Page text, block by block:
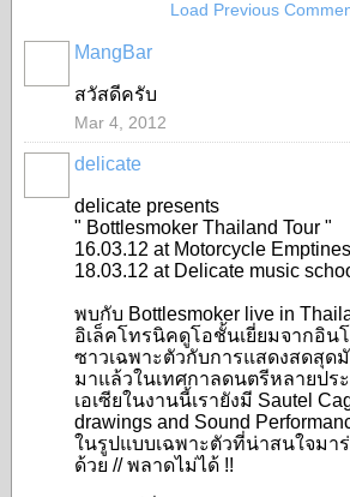
Load Previous
MangBar
สวัสดีครับ
Mar 4, 2012
delicate
delicate presents
" Bottlesmoker Thailand Tour "
16.03.12 at Motorcycle
18.03.12 at Delicate music
พบกับ Bottlesmoker live in
อิเล็คโทรนิคดโอชั้นเยี่ยมจากอิน
ซาวเฉพาะตัวกับการแสดงสดสุด
มาแล้วในเทศกาลดนตรีหลายปร
เอเซียในงานนี้เรายังมี Sautel
drawings and Sound
ในรูปแบบเฉพาะตัวที่น่าสนใจมา
ด้วย // พลาดไม่ได้ !!